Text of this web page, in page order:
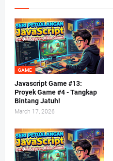
GAME
Javascript Game #13:
Proyek Game #4 - Tangkap
Bintang Jatuh!
March 17, 2026